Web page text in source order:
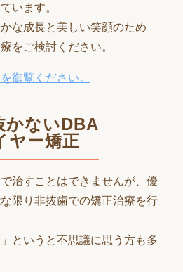
います。
な成長と美しい笑顔のため
をご検討ください。
御覧ください。
かないDBA
ヤー矯正
治すことはできませんが、優
限り非抜歯での矯正治療を行
というと不思議に思う方も多